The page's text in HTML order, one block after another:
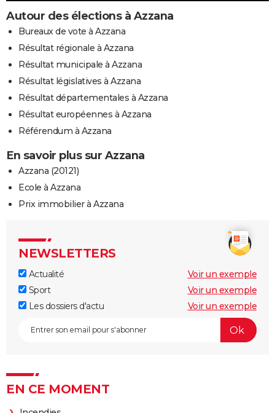
Autour des élections à Azzana
Bureaux de vote à Azzana
Résultat régionale à Azzana
Résultat municipale à Azzana
Résultat législatives à Azzana
Résultat départementales à Azzana
Résultat européennes à Azzana
Référendum à Azzana
En savoir plus sur Azzana
Azzana (20121)
Ecole à Azzana
Prix immobilier à Azzana
NEWSLETTERS
Actualité
Voir un exemple
Sport
Voir un exemple
Les dossiers d'actu
Voir un exemple
EN CE MOMENT